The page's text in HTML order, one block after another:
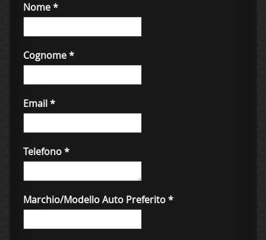
Nome*
Cognome*
Email*
Telefono*
Marchio/Modello Auto Preferito*